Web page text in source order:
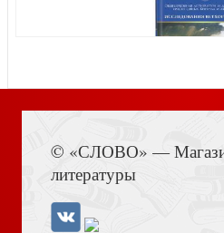
© «СЛОВО» —
литературы